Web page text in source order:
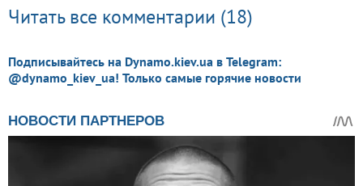
Читать все комментарии (18)
Подписывайтесь на Dynamo.kiev.ua в Telegram:
@dynamo_kiev_ua! Только самые горячие новости